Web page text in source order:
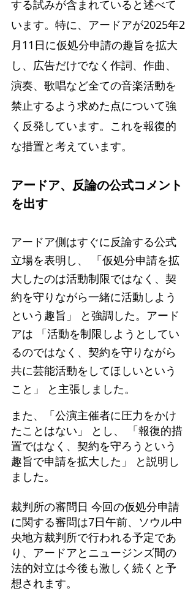
する試みが含まれていると述べて
います。特に、アードアが2025年2
月11日に仮処分申請の趣旨を拡大
し、広告だけでなく作詞、作曲、
演奏、歌唱など全ての音楽活動を
禁止するよう求めた点について強
く反発しています。これを報復的
な措置と考えています。
アードア、反論の公式コメント
を出す
アードア側はすぐに反論する公式
立場を表明し、 「仮処分申請を拡
大したのは活動制限ではなく、契
約を守りながら一緒に活動しよう
という趣旨」 と強調した。アード
アは 「活動を制限しようとしてい
るのではなく、契約を守りながら
共に芸能活動をしてほしいという
こと」 と主張しました。
また、「公演主催者に圧力をかけ
たことはない」 とし、 「報復的措
置ではなく、契約を守ろうという
趣旨で申請を拡大した」 と説明し
ました。
裁判所の審問日 今回の仮処分申請
に関する審問は7日午前、ソウル中
央地方裁判所で行われる予定であ
り、アードアとニュージンズ間の
法的対立は今後も激しく続くと予
想されます。